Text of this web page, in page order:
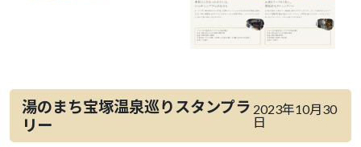
湯のまち宝塚温泉巡りスタンプラ
リー
2023年10月30
日